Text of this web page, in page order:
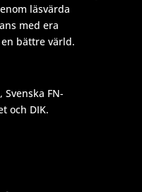
läsvärda
med era
bättre värld.
FN-
och DIK.